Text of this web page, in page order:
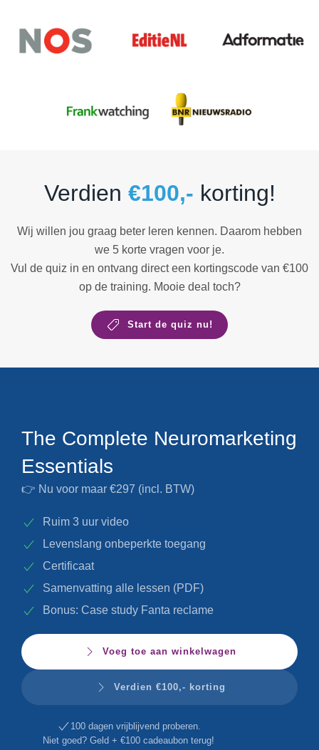
Verdien €100,- korting!
Wij willen jou graag beter leren kennen. Daarom hebben
we 5 korte vragen voor je.
Vul de quiz in en ontvang direct een kortingscode van €100
op de training. Mooie deal toch?
Start de quiz nu!
The Complete Neuromarketing
Essentials
👉 Nu voor maar €297 (incl. BTW)
Ruim 3 uur video
Levenslang onbeperkte toegang
Certificaat
Samenvatting alle lessen (PDF)
Bonus: Case study Fanta reclame
Voeg toe aan winkelwagen
Verdien €100,- korting
100 dagen vrijblijvend proberen.
Niet goed? Geld + €100 cadeaubon terug!